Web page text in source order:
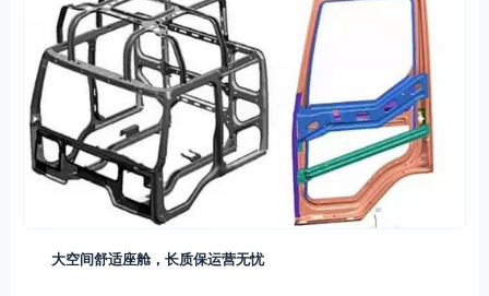
大空间舒适座舱，长质保运营无忧